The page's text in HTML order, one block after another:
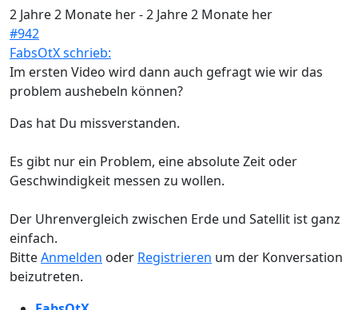
2 Jahre 2 Monate her-2 Jahre 2 Monate her
#942
FabsOtX schrieb:
Im ersten Video wird dann auch gefragt wie wir das
problem aushebeln können?
Das hat Du missverstanden.
Es gibt nur ein Problem, eine absolute Zeit oder
Geschwindigkeit messen zu wollen.
Der Uhrenvergleich zwischen Erde und Satellit ist ganz
einfach.
BitteAnmelden oder Registrieren um der Konversation
beizutreten.